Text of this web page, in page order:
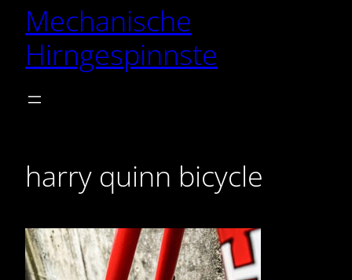
Mechanische
Hirngespinnste
harry quinn bicycle